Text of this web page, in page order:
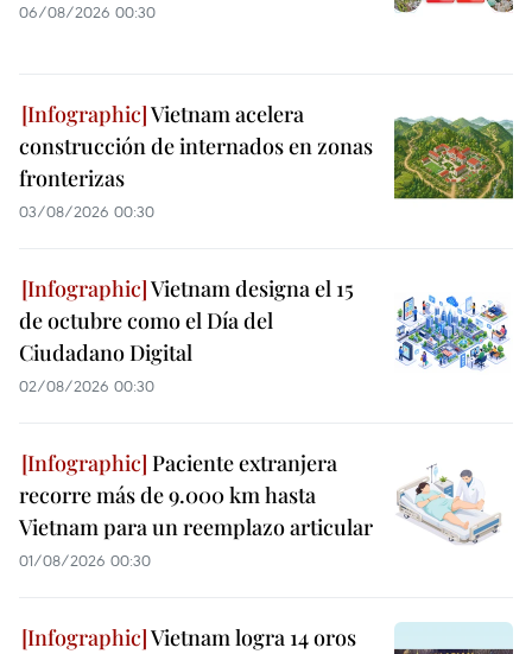
06/08/2026 00:30
Vietnam acelera
construcción de internados en zonas
fronterizas
03/08/2026 00:30
Vietnam designa el 15
de octubre como el Día del
Ciudadano Digital
02/08/2026 00:30
Paciente extranjera
recorre más de 9.000 km hasta
Vietnam para un reemplazo articular
01/08/2026 00:30
Vietnam logra 14 oros